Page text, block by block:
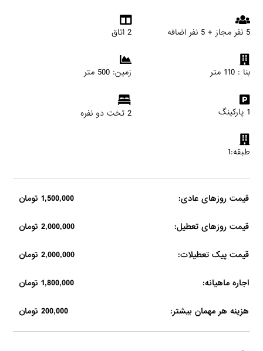
5 نفر مجاز + 5 نفر اضافه 2 اتاق
بنا : 110 متر زمین: 500 متر
1 پارکینگ 2 تخت دو نفره
طبقه:1
قیمت روزهای عادی: 1,500,000 تومان
قیمت روزهای تعطیل: 2,000,000 تومان
قیمت پیک تعطیلات: 2,000,000 تومان
اجاره ماهیانه: 1,800,000 تومان
هزینه هر مهمان بیشتر: 200,000 تومان